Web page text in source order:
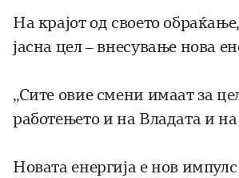
На крајот од своето
јасна цел – внесување нова
„Сите овие смени имаат за
работењето и на Владата и на
Новата енергија е нов